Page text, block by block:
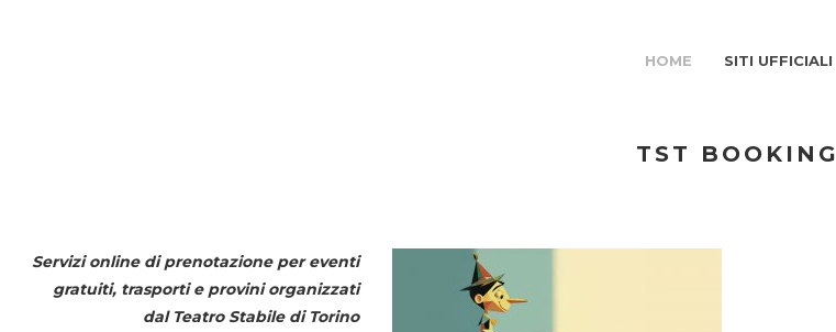
HOME SITI UFFICIALI
TST BOOKING
Servizi online di prenotazione per eventi
gratuiti, trasporti e provini organizzati
dal Teatro Stabile di Torino